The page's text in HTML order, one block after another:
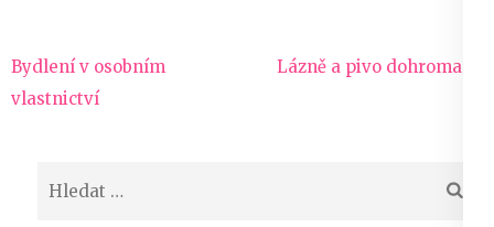
Navigace
pro
Bydlení v osobním
vlastnictví
Lázně a pivo dohromady